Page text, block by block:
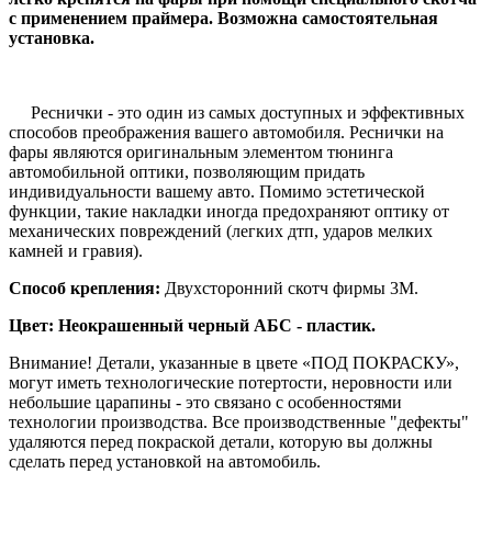
с применением праймера. Возможна самостоятельная
установка.
Реснички - это один из самых доступных и эффективных
способов преображения вашего автомобиля. Реснички на
фары являются оригинальным элементом тюнинга
автомобильной оптики, позволяющим придать
индивидуальности вашему авто. Помимо эстетической
функции, такие накладки иногда предохраняют оптику от
механических повреждений (легких дтп, ударов мелких
камней и гравия).
Способ крепления: Двухсторонний скотч фирмы 3М.
Цвет: Неокрашенный черный АБС - пластик.
Внимание! Детали, указанные в цвете «ПОД ПОКРАСКУ»,
могут иметь технологические потертости, неровности или
небольшие царапины - это связано с особенностями
технологии производства. Все производственные "дефекты"
удаляются перед покраской детали, которую вы должны
сделать перед установкой на автомобиль.